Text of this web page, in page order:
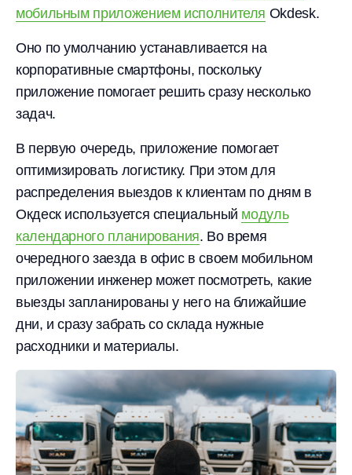
мобильным приложением исполнителя Okdesk.
Оно по умолчанию устанавливается на
корпоративные смартфоны, поскольку
приложение помогает решить сразу несколько
задач.
В первую очередь, приложение помогает
оптимизировать логистику. При этом для
распределения выездов к клиентам по дням в
Окдеск используется специальный модуль
календарного планирования. Во время
очередного заезда в офис в своем мобильном
приложении инженер может посмотреть, какие
выезды запланированы у него на ближайшие
дни, и сразу забрать со склада нужные
расходники и материалы.